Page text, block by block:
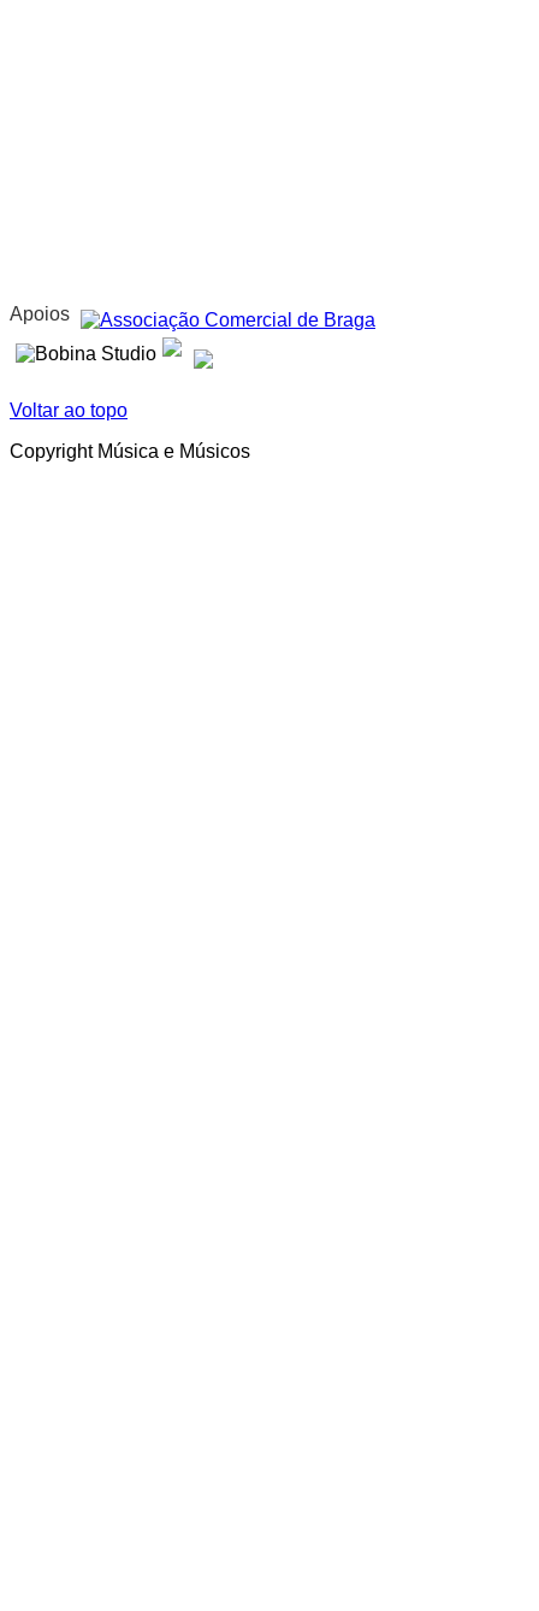
Apoios
Voltar ao topo
Copyright Música e Músicos